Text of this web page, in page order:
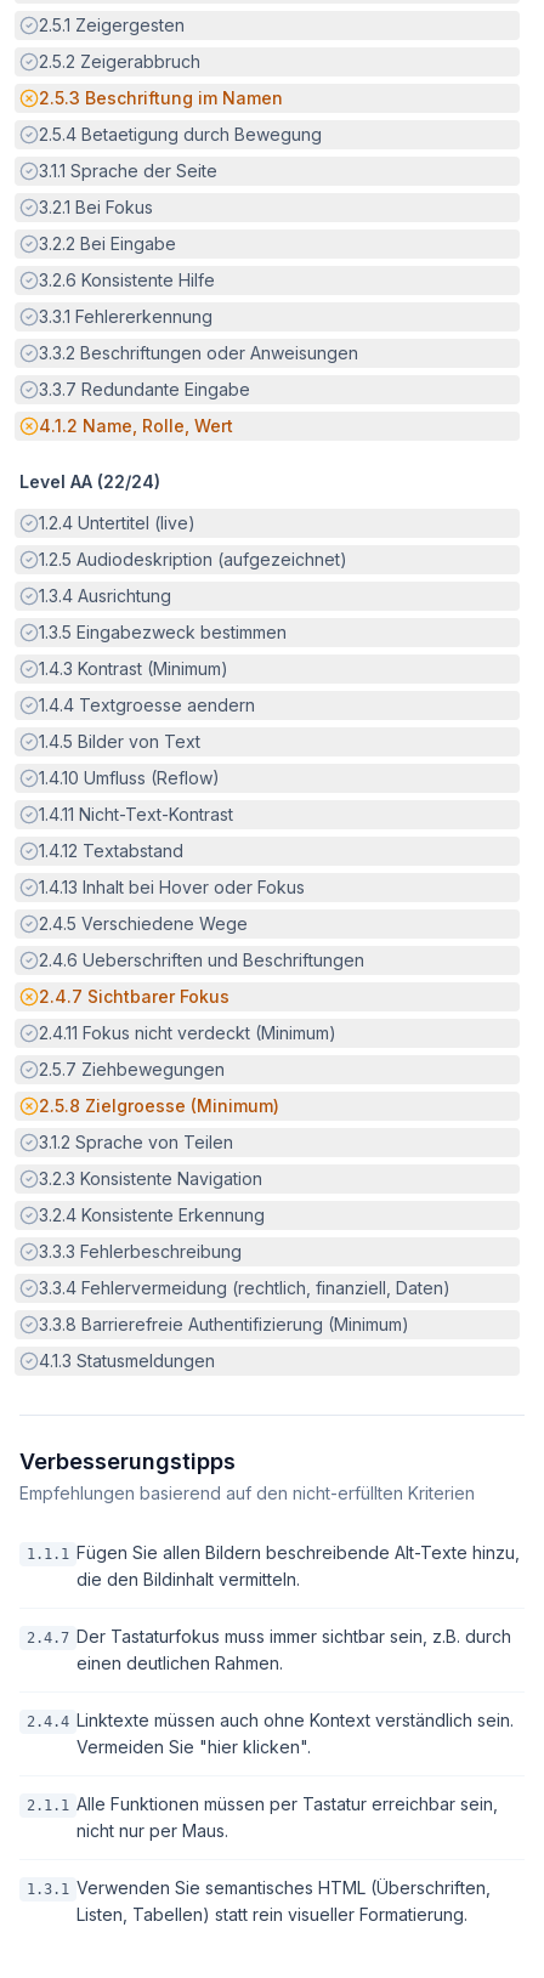
Erfüllt:
2.5.1 Zeigergesten
Erfüllt:
2.5.2 Zeigerabbruch
Potenzielle Barriere:
2.5.3 Beschriftung im Namen
Erfüllt:
2.5.4 Betaetigung durch Bewegung
Erfüllt:
3.1.1 Sprache der Seite
Erfüllt:
3.2.1 Bei Fokus
Erfüllt:
3.2.2 Bei Eingabe
Erfüllt:
3.2.6 Konsistente Hilfe
Erfüllt:
3.3.1 Fehlererkennung
Erfüllt:
3.3.2 Beschriftungen oder Anweisungen
Erfüllt:
3.3.7 Redundante Eingabe
Potenzielle Barriere:
4.1.2 Name, Rolle, Wert
Level AA (22/24)
Erfüllt:
1.2.4 Untertitel (live)
Erfüllt:
1.2.5 Audiodeskription (aufgezeichnet)
Erfüllt:
1.3.4 Ausrichtung
Erfüllt:
1.3.5 Eingabezweck bestimmen
Erfüllt:
1.4.3 Kontrast (Minimum)
Erfüllt:
1.4.4 Textgroesse aendern
Erfüllt:
1.4.5 Bilder von Text
Erfüllt:
1.4.10 Umfluss (Reflow)
Erfüllt:
1.4.11 Nicht-Text-Kontrast
Erfüllt:
1.4.12 Textabstand
Erfüllt:
1.4.13 Inhalt bei Hover oder Fokus
Erfüllt:
2.4.5 Verschiedene Wege
Erfüllt:
2.4.6 Ueberschriften und Beschriftungen
Potenzielle Barriere:
2.4.7 Sichtbarer Fokus
Erfüllt:
2.4.11 Fokus nicht verdeckt (Minimum)
Erfüllt:
2.5.7 Ziehbewegungen
Potenzielle Barriere:
2.5.8 Zielgroesse (Minimum)
Erfüllt:
3.1.2 Sprache von Teilen
Erfüllt:
3.2.3 Konsistente Navigation
Erfüllt:
3.2.4 Konsistente Erkennung
Erfüllt:
3.3.3 Fehlerbeschreibung
Erfüllt:
3.3.4 Fehlervermeidung (rechtlich, finanziell, Daten)
Erfüllt:
3.3.8 Barrierefreie Authentifizierung (Minimum)
Erfüllt:
4.1.3 Statusmeldungen
Verbesserungstipps
Empfehlungen basierend auf den nicht-erfüllten Kriterien
1.1.1 Fügen Sie allen Bildern beschreibende Alt-Texte hinzu,
die den Bildinhalt vermitteln.
2.4.7 Der Tastaturfokus muss immer sichtbar sein, z.B. durch
einen deutlichen Rahmen.
2.4.4 Linktexte müssen auch ohne Kontext verständlich sein.
Vermeiden Sie "hier klicken".
2.1.1 Alle Funktionen müssen per Tastatur erreichbar sein,
nicht nur per Maus.
1.3.1 Verwenden Sie semantisches HTML (Überschriften,
Listen, Tabellen) statt rein visueller Formatierung.